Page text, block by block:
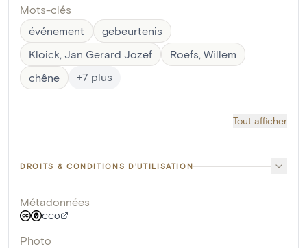
Mots-clés
événement
gebeurtenis
Kloick, Jan Gerard Jozef
Roefs, Willem
chêne
+7 plus
Tout afficher
DROITS & CONDITIONS D'UTILISATION
Métadonnées
CC0
Photo